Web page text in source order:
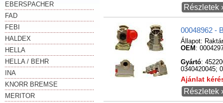
EBERSPACHER
FAD
FEBI
HALDEX
HELLA
HELLA / BEHR
INA
KNORR BREMSE
MERITOR
Részletek
00048962 -
Állapot:
OEM :
Gyártó:
0340420045;
Ajánlat
Részletek